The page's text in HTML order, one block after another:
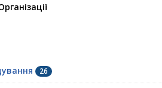
26